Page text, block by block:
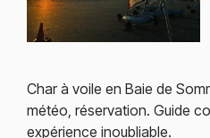
Char à voile en Baie de
météo, réservation. Guide
expérience inoubliable.